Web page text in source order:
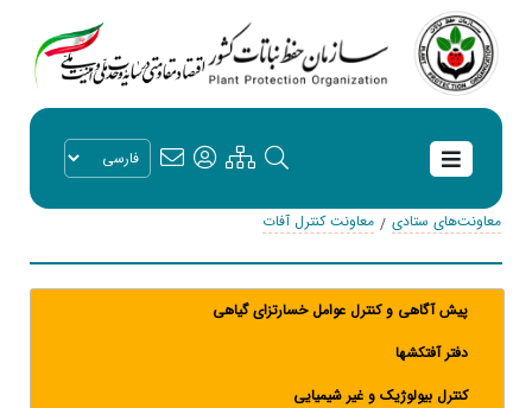
معاونت‌های ستادی معاونت کنترل آفات
پیش آگاهی و کنترل عوامل خسارتزای گیاهی
دفتر آفتکشها
کنترل بیولوژیک و غیر شیمیایی